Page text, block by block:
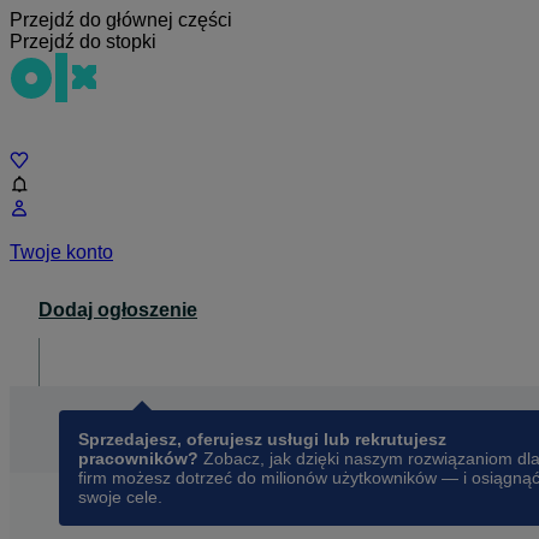
Przejdź do głównej części
Przejdź do stopki
Twoje konto
Dodaj ogłoszenie
Sprzedajesz, oferujesz usługi lub rekrutujesz
pracowników? Zobacz, jak dzięki naszym rozwiązaniom dla
firm możesz dotrzeć do milionów użytkowników — i osiągnąć
swoje cele.